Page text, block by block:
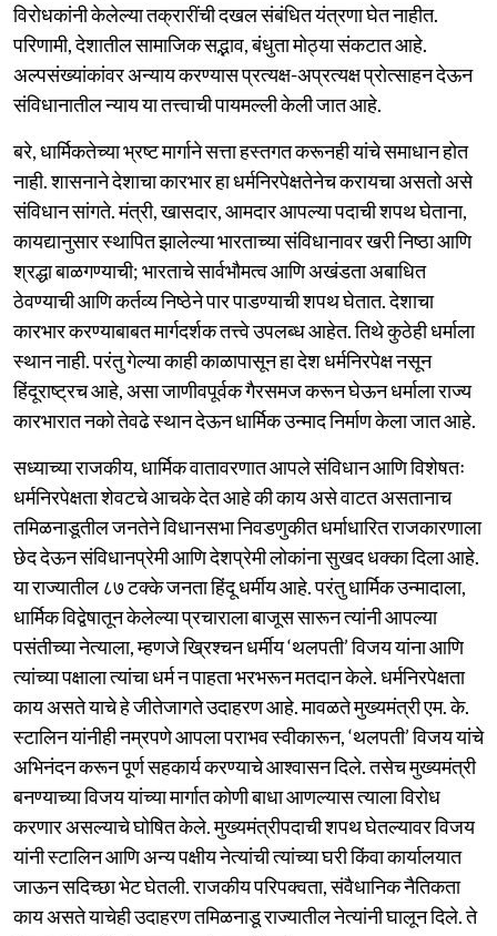
विरोधकांनी केलेल्या तक्रारींची दखल संबंधित यंत्रणा घेत नाहीत.
परिणामी, देशातील सामाजिक सद्भाव, बंधुता मोठ्या संकटात आहे.
अल्पसंख्यांकांवर अन्याय करण्यास प्रत्यक्ष-अप्रत्यक्ष प्रोत्साहन देऊन
संविधानातील न्याय या तत्त्वाची पायमल्ली केली जात आहे.
बरे, धार्मिकतेच्या भ्रष्ट मार्गाने सत्ता हस्तगत करूनही यांचे समाधान होत
नाही. शासनाने देशाचा कारभार हा धर्मनिरपेक्षतेनेच करायचा असतो असे
संविधान सांगते. मंत्री, खासदार, आमदार आपल्या पदाची शपथ घेताना,
कायद्यानुसार स्थापित झालेल्या भारताच्या संविधानावर खरी निष्ठा आणि
श्रद्धा बाळगण्याची; भारताचे सार्वभौमत्व आणि अखंडता अबाधित
ठेवण्याची आणि कर्तव्य निष्ठेने पार पाडण्याची शपथ घेतात. देशाचा
कारभार करण्याबाबत मार्गदर्शक तत्त्वे उपलब्ध आहेत. तिथे कुठेही धर्माला
स्थान नाही. परंतु गेल्या काही काळापासून हा देश धर्मनिरपेक्ष नसून
हिंदूराष्ट्रच आहे, असा जाणीवपूर्वक गैरसमज करून घेऊन धर्माला राज्य
कारभारात नको तेवढे स्थान देऊन धार्मिक उन्माद निर्माण केला जात आहे.
सध्याच्या राजकीय, धार्मिक वातावरणात आपले संविधान आणि विशेषतः
धर्मनिरपेक्षता शेवटचे आचके देत आहे की काय असे वाटत असतानाच
तमिळनाडूतील जनतेने विधानसभा निवडणुकीत धर्माधारित राजकारणाला
छेद देऊन संविधानप्रेमी आणि देशप्रेमी लोकांना सुखद धक्का दिला आहे.
या राज्यातील ८७ टक्के जनता हिंदू धर्मीय आहे. परंतु धार्मिक उन्मादाला,
धार्मिक विद्वेषातून केलेल्या प्रचाराला बाजूस सारून त्यांनी आपल्या
पसंतीच्या नेत्याला, म्हणजे ख्रिश्चन धर्मीय ‘थलपती’ विजय यांना आणि
त्यांच्या पक्षाला त्यांचा धर्म न पाहता भरभरून मतदान केले. धर्मनिरपेक्षता
काय असते याचे हे जीतेजागते उदाहरण आहे. मावळते मुख्यमंत्री एम. के.
स्टालिन यांनीही नम्रपणे आपला पराभव स्वीकारून, ‘थलपती’ विजय यांचे
अभिनंदन करून पूर्ण सहकार्य करण्याचे आश्वासन दिले. तसेच मुख्यमंत्री
बनण्याच्या विजय यांच्या मार्गात कोणी बाधा आणल्यास त्याला विरोध
करणार असल्याचे घोषित केले. मुख्यमंत्रीपदाची शपथ घेतल्यावर विजय
यांनी स्टालिन आणि अन्य पक्षीय नेत्यांची त्यांच्या घरी किंवा कार्यालयात
जाऊन सदिच्छा भेट घेतली. राजकीय परिपक्वता, संवैधानिक नैतिकता
काय असते याचेही उदाहरण तमिळनाडू राज्यातील नेत्यांनी घालून दिले. ते